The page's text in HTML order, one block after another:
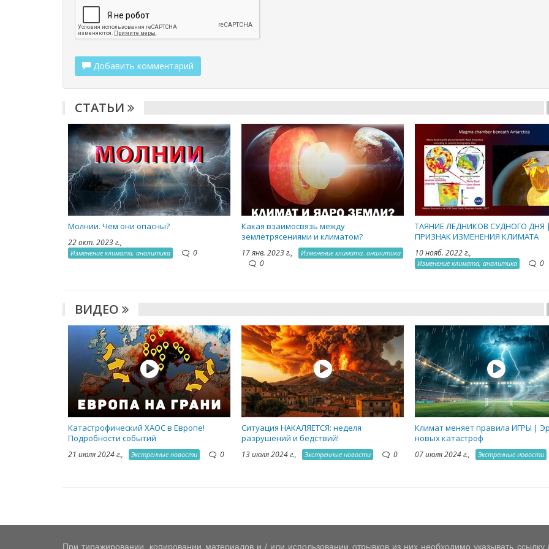
Добавить комментарий
СТАТЬИ
Молнии. Чем они опасны?
22 окт. 2023 г.,
Изменение климата, аналитика 0
Какая взаимосвязь между
землетрясениями и климатом?
17 янв. 2023 г., Изменение климата, аналитика
0
ТАЯНИЕ ЛЕДНИКОВ СУДНОГО ДНЯ |
ПРИЗНАК ИЗМЕНЕНИЯ КЛИМАТА
10 нояб. 2022 г.,
Изменение климата, аналитика 0
ВИДЕО
Катастрофический ХАОС в Европе!
Подробности событий
21 июля 2024 г., Экстренные новости 0
Ситуация НАКАЛЯЕТСЯ: неделя
разрушений и бедствий!
13 июля 2024 г., Экстренные новости 0
Климат меняет правила ИГРЫ |
новых катастроф
07 июля 2024 г., Экстренные новости
При тиражировании, копировании материалов и / или использовании отрывков из них необходимо указывать